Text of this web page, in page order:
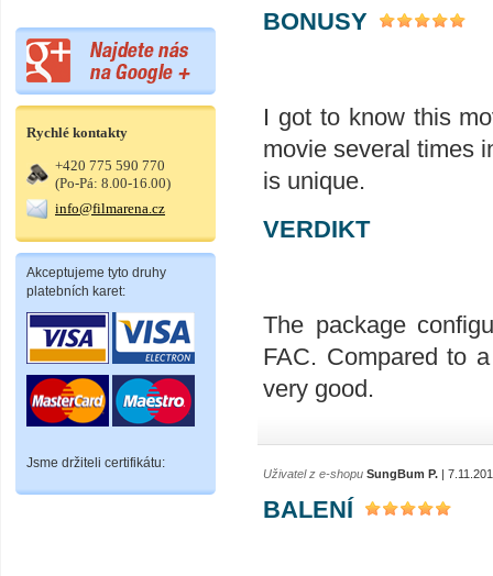
Rychlé kontakty
+420 775 590 770
(Po-Pá: 8.00-16.00)
info@filmarena.cz
Akceptujeme tyto druhy
platebních karet:
Jsme držiteli certifikátu:
BONUSY
I got to know this
movie several times
is unique.
VERDIKT
The package
FAC. Compared to
very good.
Uživatel z e-shopu SungBum P. |
BALENÍ